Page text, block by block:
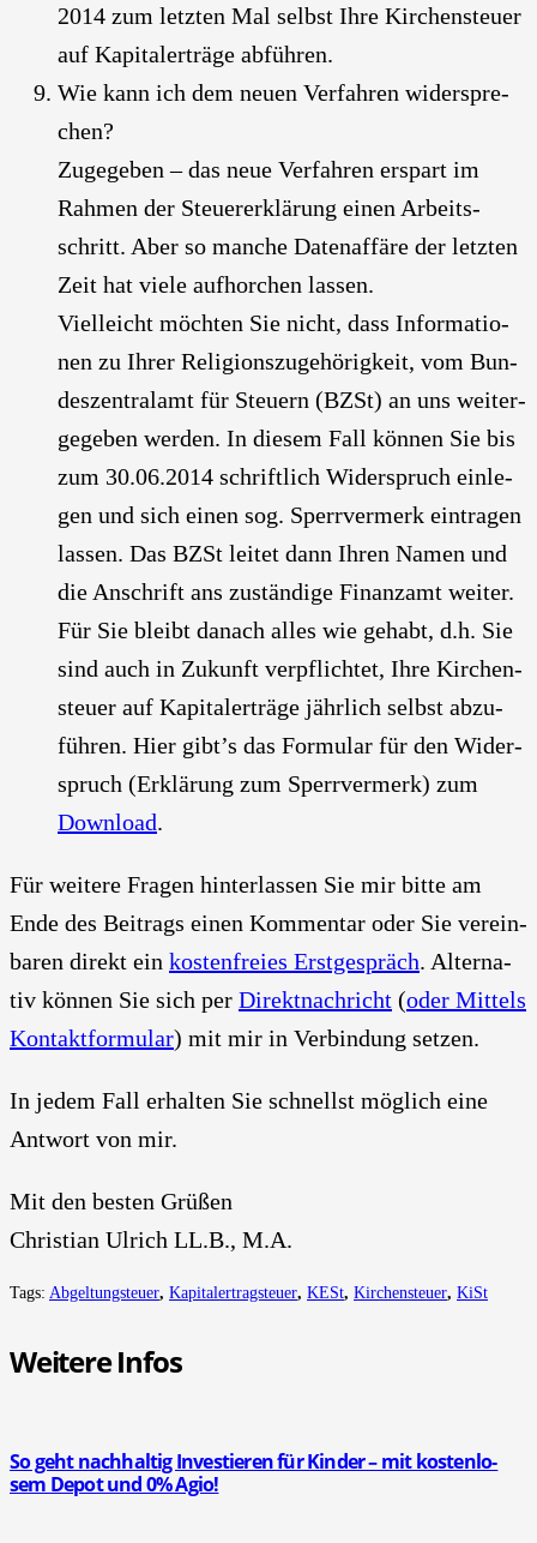
2014 zum letz­ten Mal selbst Ihre Kir­chen­steu­er
auf Kapi­tal­erträ­ge abfüh­ren.
Wie kann ich dem neu­en Ver­fah­ren wider­spre­
chen?
Zuge­ge­ben – das neue Ver­fah­ren erspart im
Rah­men der Steu­er­erklä­rung einen Arbeits­
schritt. Aber so man­che Daten­af­fä­re der letz­ten
Zeit hat vie­le auf­hor­chen las­sen.
Viel­leicht möch­ten Sie nicht, dass Infor­ma­tio­
nen zu Ihrer Reli­gi­ons­zu­ge­hö­rig­keit, vom Bun­
des­zen­tral­amt für Steu­ern (BZSt) an uns wei­ter­
ge­ge­ben wer­den. In die­sem Fall kön­nen Sie bis
zum 30.06.2014 schrift­lich Wider­spruch ein­le­
gen und sich einen sog. Sperr­ver­merk ein­tra­gen
las­sen. Das BZSt lei­tet dann Ihren Namen und
die Anschrift ans zustän­di­ge Finanz­amt wei­ter.
Für Sie bleibt danach alles wie gehabt, d.h. Sie
sind auch in Zukunft ver­pflich­tet, Ihre Kir­chen­
steu­er auf Kapi­tal­erträ­ge jähr­lich selbst abzu­
füh­ren. Hier gibt’s das For­mu­lar für den Wider­
spruch (Erklä­rung zum Sperr­ver­merk) zum
Down­load.
Für wei­te­re Fra­gen hin­ter­las­sen Sie mir bit­te am
Ende des Bei­trags einen Kom­men­tar oder Sie ver­ein­
ba­ren direkt ein kos­ten­frei­es Erst­ge­spräch. Alter­na­
tiv kön­nen Sie sich per Direkt­nach­richt (oder Mit­tels
Kon­takt­for­mu­lar) mit mir in Ver­bin­dung set­zen.
In jedem Fall erhal­ten Sie schnellst mög­lich eine
Ant­wort von mir.
Mit den bes­ten Grü­ßen
Chris­ti­an Ulrich LL.B., M.A.
Tags: Abgeltungsteuer, Kapitalertragsteuer, KESt, Kirchensteuer, KiSt
Wei­te­re Infos
So geht nach­hal­tig Inves­tie­ren für Kin­der – mit kos­ten­lo­
sem Depot und 0% Agio!